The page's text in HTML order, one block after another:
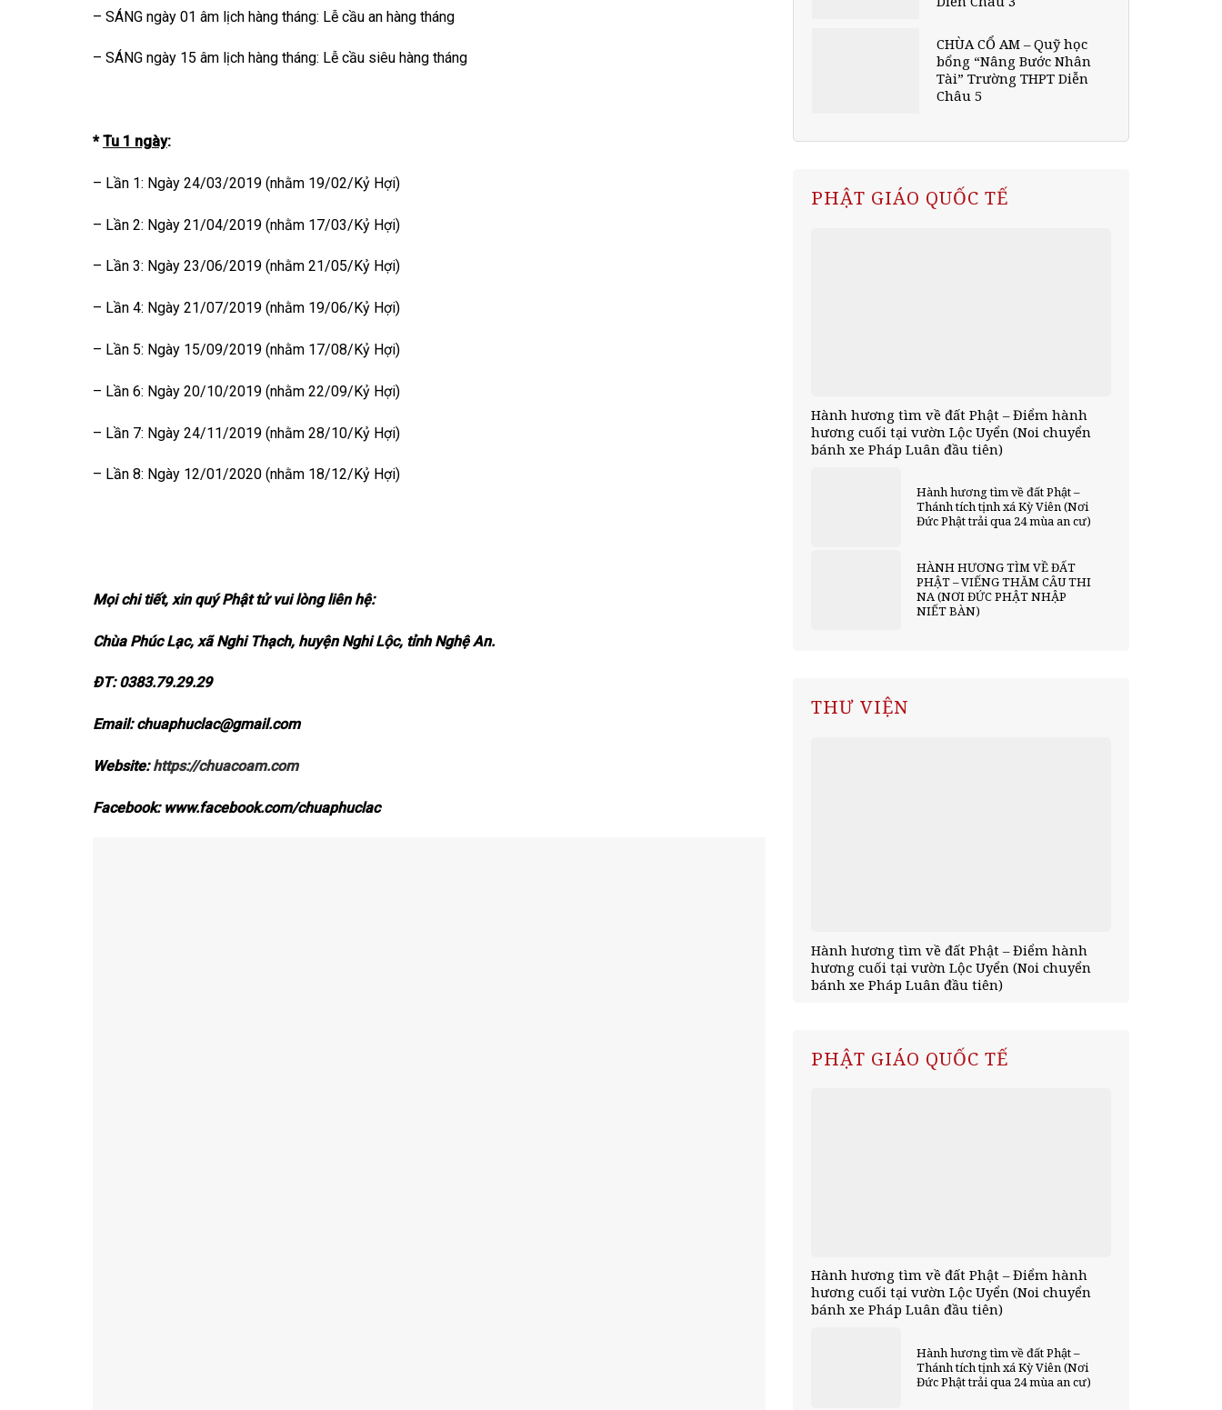
– SÁNG ngày 01 âm lịch hàng tháng: Lễ cầu an hàng tháng
– SÁNG ngày 15 âm lịch hàng tháng: Lễ cầu siêu hàng tháng
*Tu 1 ngày:
– Lần 1: Ngày 24/03/2019 (nhằm 19/02/Kỷ Hợi)
– Lần 2: Ngày 21/04/2019 (nhằm 17/03/Kỷ Hợi)
– Lần 3: Ngày 23/06/2019 (nhằm 21/05/Kỷ Hợi)
– Lần 4: Ngày 21/07/2019 (nhằm 19/06/Kỷ Hợi)
– Lần 5: Ngày 15/09/2019 (nhằm 17/08/Kỷ Hợi)
– Lần 6: Ngày 20/10/2019 (nhằm 22/09/Kỷ Hợi)
– Lần 7: Ngày 24/11/2019 (nhằm 28/10/Kỷ Hợi)
– Lần 8: Ngày 12/01/2020 (nhằm 18/12/Kỷ Hợi)
Mọi chi tiết, xin quý Phật tử vui lòng liên hệ:
Chùa Phúc Lạc, xãNghi Thạch, huyệnNghi Lộc, tỉnh Nghệ An.
ĐT: 0383.79.29.29
Email: chuaphuclac@gmail.com
Website:https://chuacoam.com
Facebook: www.facebook.com/chuaphuclac
CHÙA CỔ AM – Quỹ học
bổng “Nâng Bước Nhân
Tài” Trường THPT Diễn
Châu 5
PHẬT GIÁO QUỐC TẾ
Hành hương tìm về đất Phật – Điểm hành
hương cuối tại vườn Lộc Uyển (Noi chuyển
bánh xe Pháp Luân đầu tiên)
Hành hương tìm về đất Phật –
Thánh tích tịnh xá Kỳ Viên (Nơi
Đức Phật trải qua 24 mùa an cư)
HÀNH HƯƠNG TÌM VỀ ĐẤT
PHẬT – VIẾNG THĂM CÂU THI
NA (NƠI ĐỨC PHẬT NHẬP
NIẾT BÀN)
THƯ VIỆN
Hành hương tìm về đất Phật – Điểm hành
hương cuối tại vườn Lộc Uyển (Noi chuyển
bánh xe Pháp Luân đầu tiên)
PHẬT GIÁO QUỐC TẾ
Hành hương tìm về đất Phật – Điểm hành
hương cuối tại vườn Lộc Uyển (Noi chuyển
bánh xe Pháp Luân đầu tiên)
Hành hương tìm về đất Phật –
Thánh tích tịnh xá Kỳ Viên (Nơi
Đức Phật trải qua 24 mùa an cư)